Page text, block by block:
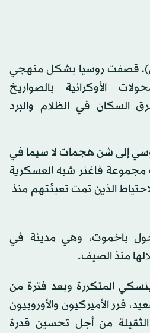
قصفت روسيا بشكل منهجي
الأوكرانية بالصواريخ
السكان في الظلام والبرد
إلى شن هجمات لا سيما في
فاغنر شبه العسكرية
الذين تمت تعبئتهم منذ
باخموت، وهي مدينة في
منذ الصيف.
المتكررة وبعد فترة من
قرر الأميركيون والأوروبيون
الثقيلة من أجل تحسين قدرة